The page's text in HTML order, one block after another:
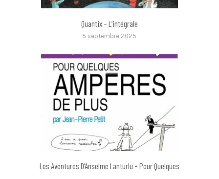
Quantix – L’intégrale
5 septembre 2025
Les Aventures D’Anselme Lanturlu – Pour Quelques